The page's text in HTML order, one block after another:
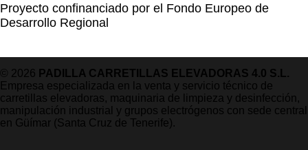
Proyecto confinanciado por el Fondo Europeo de
Desarrollo Regional
© 2026 PADILLA CARRETILLAS ELEVADORAS 4.0 S.L.
Empresa especializada en la venta y servicio técnico de
carretillas elevadoras, maquinaria de limpieza y desinfección,
manipulación industrial y grupos electrógenos con sede central
en Güímar (Santa Cruz de Tenerife).